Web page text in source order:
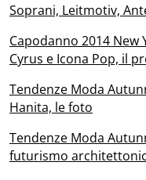
Soprani, Leitmotiv,
Capodanno 2014
Cyrus e Icona Pop, il
Tendenze Moda
Hanita, le foto
Tendenze Moda
futurismo